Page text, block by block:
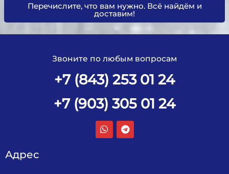
Перечислите, что вам нужно. Всё найдём и
доставим!
Звоните по любым вопросам
+7 (843) 253 01 24
+7 (903) 305 01 24
Адрес